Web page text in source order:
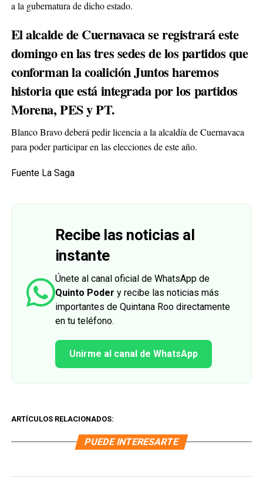
a la gubernatura de dicho estado.
El alcalde de Cuernavaca se registrará este
domingo en las tres sedes de los partidos que
conforman la coalición Juntos haremos
historia que está integrada por los partidos
Morena, PES y PT.
Blanco Bravo deberá pedir licencia a la alcaldía de Cuernavaca
para poder participar en las elecciones de este año.
Fuente La Saga
Recibe las noticias al
instante
Únete al canal oficial de WhatsApp de
Quinto Poder y recibe las noticias más
importantes de Quintana Roo directamente
en tu teléfono.
Unirme al canal de WhatsApp
ARTÍCULOS RELACIONADOS:
PUEDE INTERESARTE